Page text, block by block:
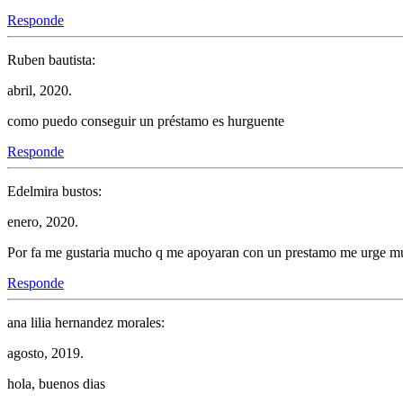
Responde
Ruben bautista:
abril, 2020.
como puedo conseguir un préstamo es hurguente
Responde
Edelmira bustos:
enero, 2020.
Por fa me gustaria mucho q me apoyaran con un prestamo me urge
Responde
ana lilia hernandez morales:
agosto, 2019.
hola, buenos dias